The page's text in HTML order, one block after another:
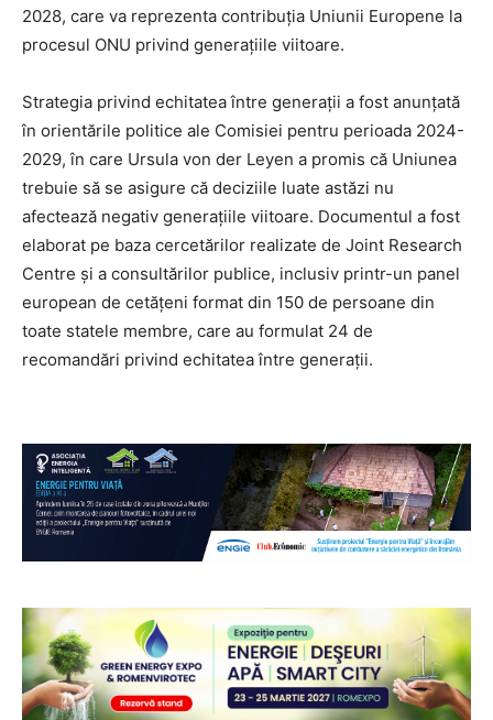
2028, care va reprezenta contribuția Uniunii Europene la
procesul ONU privind generațiile viitoare.
Strategia privind echitatea între generații a fost anunțată
în orientările politice ale Comisiei pentru perioada 2024-
2029, în care Ursula von der Leyen a promis că Uniunea
trebuie să se asigure că deciziile luate astăzi nu
afectează negativ generațiile viitoare. Documentul a fost
elaborat pe baza cercetărilor realizate de Joint Research
Centre și a consultărilor publice, inclusiv printr-un panel
european de cetățeni format din 150 de persoane din
toate statele membre, care au formulat 24 de
recomandări privind echitatea între generații.